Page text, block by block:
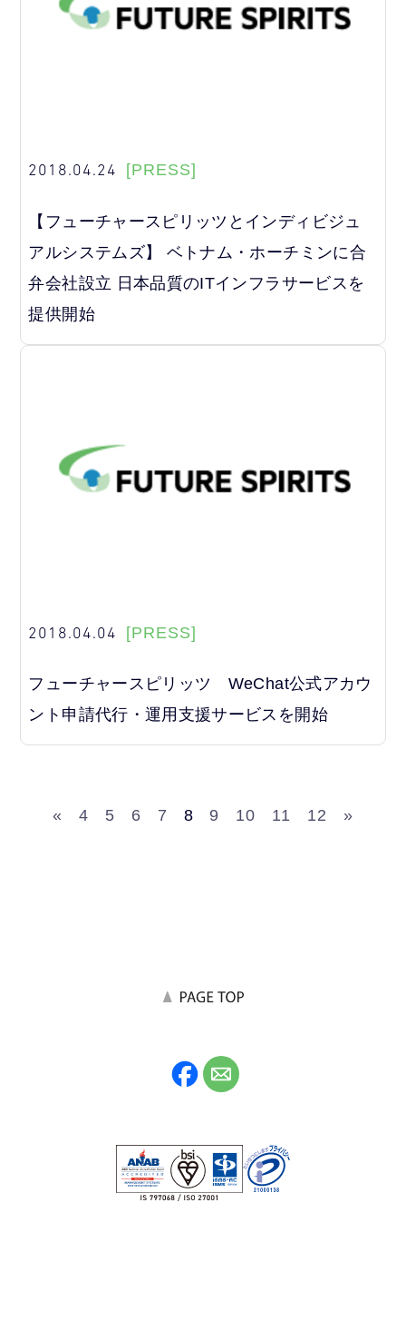
2018.04.24 [PRESS]
【フューチャースピリッツとインディビジュ
アルシステムズ】 ベトナム・ホーチミンに合
弁会社設立 日本品質のITインフラサービスを
提供開始
2018.04.04 [PRESS]
フューチャースピリッツ WeChat公式アカウ
ント申請代行・運用支援サービスを開始
« 4 5 6 7 8 9 10 11 12 »